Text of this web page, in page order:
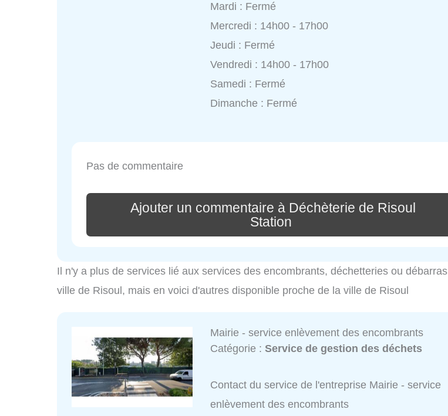
Mardi : Fermé
Mercredi : 14h00 - 17h00
Jeudi : Fermé
Vendredi : 14h00 - 17h00
Samedi : Fermé
Dimanche : Fermé
Pas de commentaire
Ajouter un commentaire à Déchèterie de Risoul
Station
Il n'y a plus de services lié aux services des encombrants, déchetteries ou
ville de Risoul, mais en voici d'autres disponible proche de la ville de Risoul
Mairie - service enlèvement des encombrants
Catégorie :Service de gestion des déchets
Contact du service de l'entreprise Mairie - service
enlèvement des encombrants